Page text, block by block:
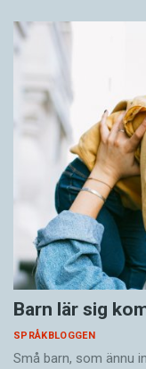
Barn lär sig
SPRÅKBLOGGEN
Små barn, som ännu